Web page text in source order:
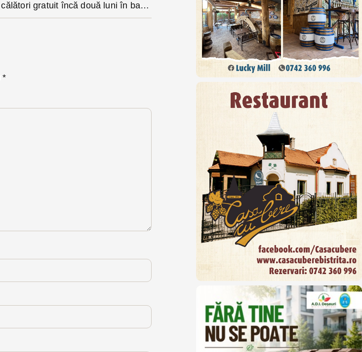
Elevii bistrițeni pot călători gratuit încă două luni în baza cardului folosit în fostul an școlar. Ce le recomandă Transmixt?
*